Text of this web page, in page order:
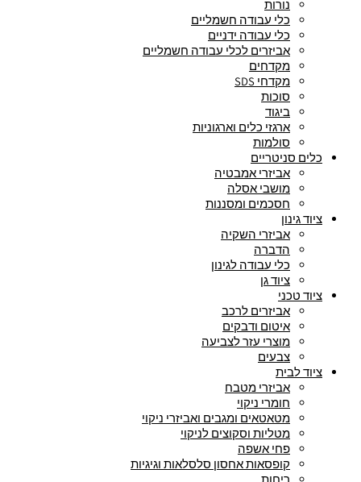
נורות
כלי עבודה חשמליים
כלי עבודה ידניים
אביזרים לכלי עבודה חשמליים
מקדחים
מקדחי SDS
סוכות
ביגוד
ארגזי כלים וארגוניות
סולמות
כלים סניטריים
אביזרי אמבטיה
מושבי אסלה
חסכמים ומסננות
ציוד גינון
אביזרי השקיה
הדברה
כלי עבודה לגינון
ציוד גן
ציוד טכני
אביזרים לרכב
איטום ודבקים
מוצרי עזר לצביעה
צבעים
ציוד לבית
אביזרי מטבח
חומרי ניקוי
מטאטאים ומגבים ואביזרי ניקוי
מטליות וסקוצים לניקוי
פחי אשפה
קופסאות אחסון סלסלאות וגיגיות
ריחות